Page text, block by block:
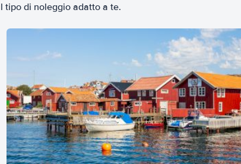
tipo di noleggio adatto a te.